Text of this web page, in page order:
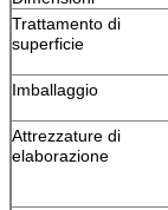
Trattamento di
superficie
Imballaggio
Attrezzature di
elaborazione